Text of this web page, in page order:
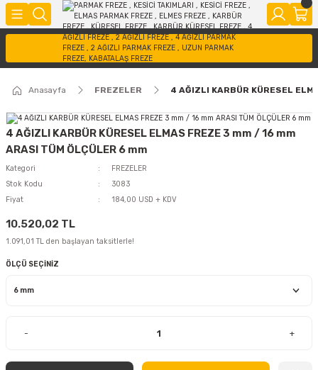
Anasayfa FREZELER 4 AĞIZLI KARBÜR KÜRESEL
4 AĞIZLI KARBÜR KÜRESEL ELMAS FREZE 3 mm / 16 mm
ARASI TÜM ÖLÇÜLER 6 mm
Kategori
FREZELER
Stok Kodu
3083
Fiyat
184,00 USD + KDV
10.520,02 TL
1.091,01 TL den başlayan taksitlerle!
ÖLÇÜ SEÇİNİZ
- +